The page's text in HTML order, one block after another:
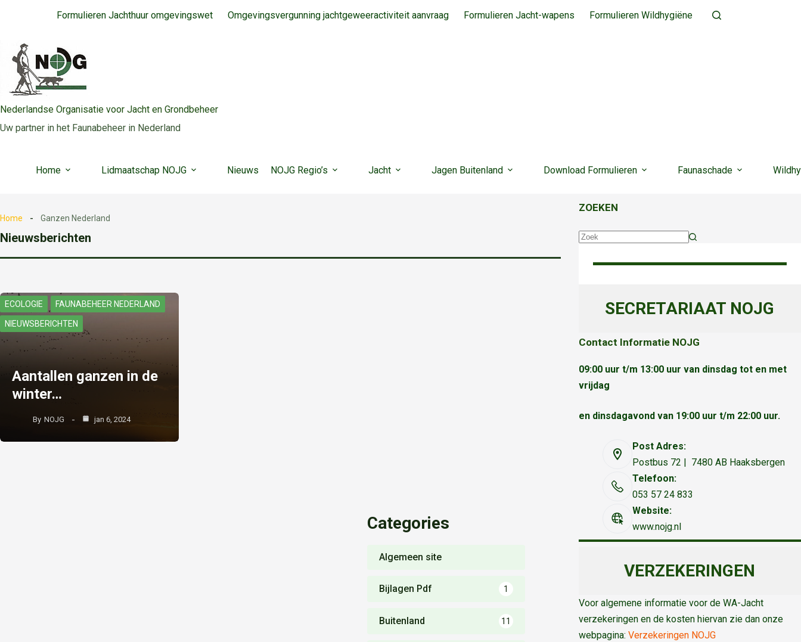
inhoud
Formulieren Jachthuur omgevingswet Omgevingsvergunning jachtgeweeractiviteit aanvraag Formulieren Jacht-wapens Formulieren Wildhygiëne
Nederlandse Organisatie voor Jacht en Grondbeheer
Uw partner in het Faunabeheer in Nederland
Home Lidmaatschap NOJG Nieuws NOJG Regio’s Jacht Jagen Buitenland Download Formulieren Faunaschade
Home Ganzen Nederland
Nieuwsberichten
ECOLOGIE FAUNABEHEER NEDERLAND
NIEUWSBERICHTEN
Aantallen ganzen in de
winter…
By NOJG jan 6, 2024
Categories
Algemeen site
Bijlagen Pdf 1
Buitenland 11
ZOEKEN
resultaten
SECRETARIAAT NOJG
Contact Informatie NOJG
09:00 uur t/m 13:00 uur van dinsdag tot en met
vrijdag
en dinsdagavond van 19:00 uur t/m 22:00 uur.
Post Adres:
Postbus 72 | 7480 AB Haaksbergen
Telefoon:
053 57 24 833
Website:
www.nojg.nl
VERZEKERINGEN
Voor algemene informatie voor de WA-Jacht
verzekeringen en de kosten hiervan zie dan onze
webpagina: Verzekeringen NOJG